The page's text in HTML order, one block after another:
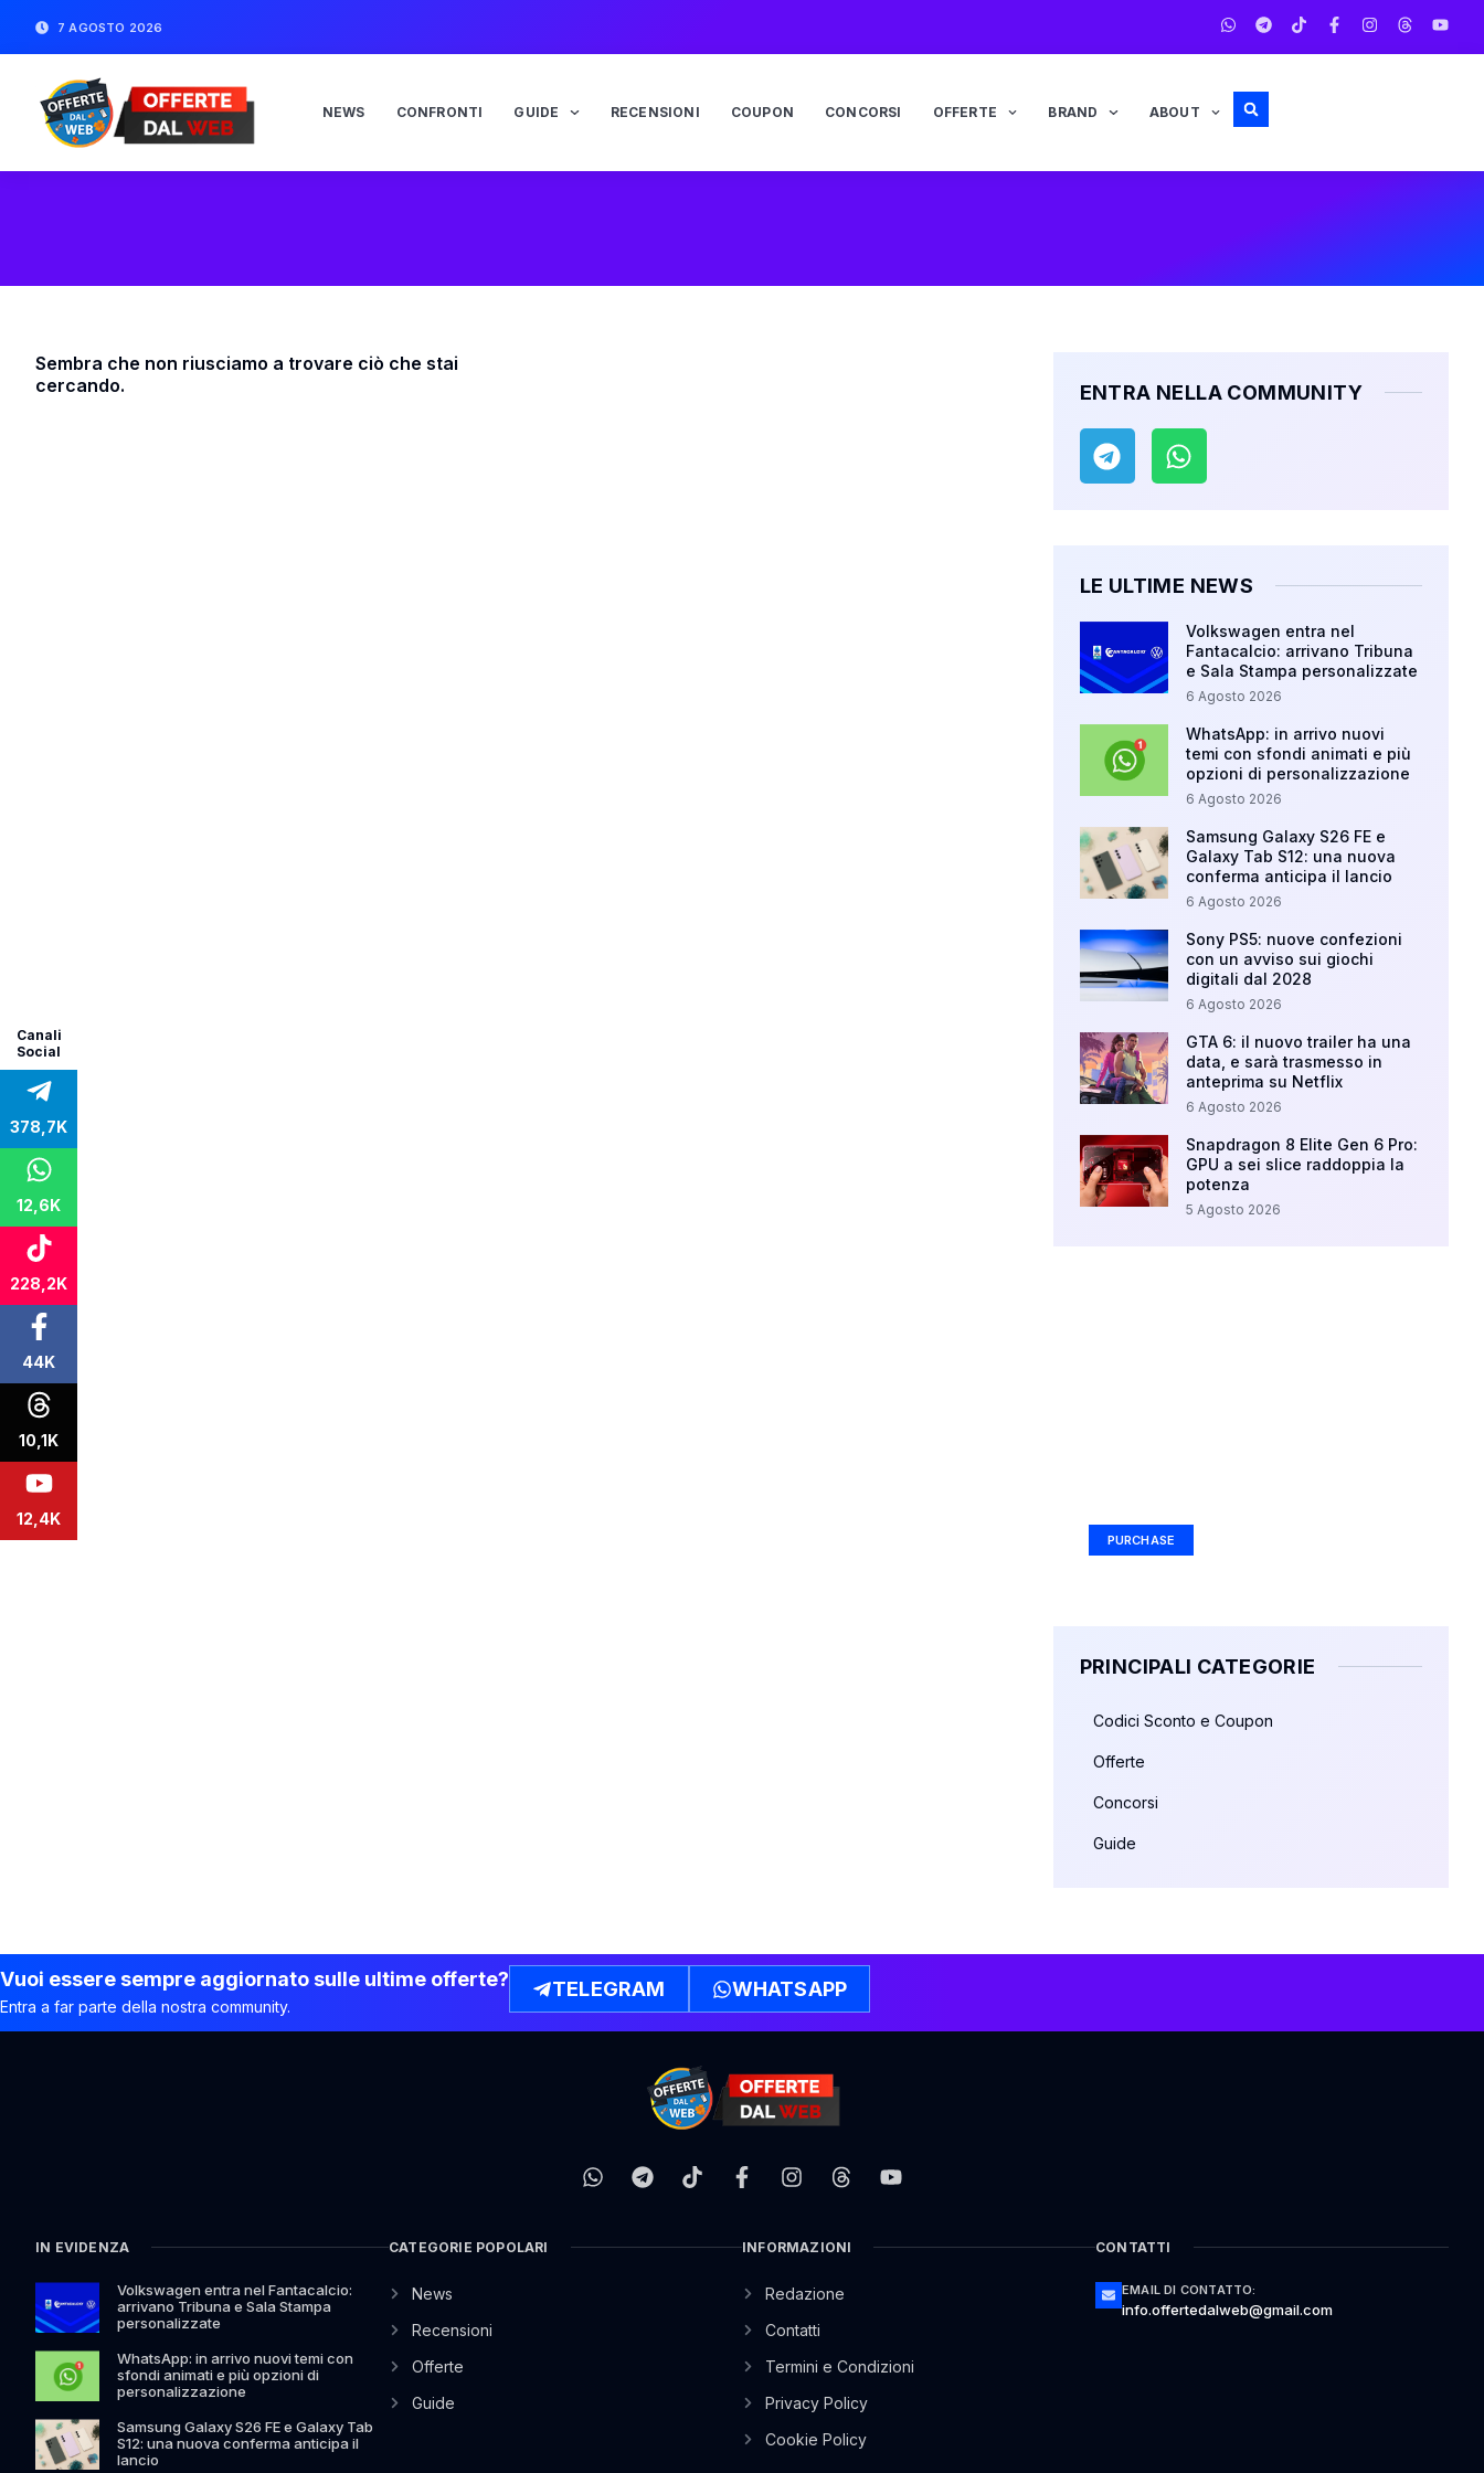
7 AGOSTO 2026
NEWS CONFRONTI GUIDE RECENSIONI COUPON CONCORSI OFFERTE BRAND ABOUT
Canali
Social
378,7K
12,6K
228,2K
44K
10,1K
12,4K
Sembra che non riusciamo a trovare ciò che stai
cercando.
ENTRA NELLA COMMUNITY
LE ULTIME NEWS
Volkswagen entra nel
Fantacalcio: arrivano Tribuna
e Sala Stampa personalizzate
6 Agosto 2026
WhatsApp: in arrivo nuovi
temi con sfondi animati e più
opzioni di personalizzazione
6 Agosto 2026
Samsung Galaxy S26 FE e
Galaxy Tab S12: una nuova
conferma anticipa il lancio
6 Agosto 2026
Sony PS5: nuove confezioni
con un avviso sui giochi
digitali dal 2028
6 Agosto 2026
GTA 6: il nuovo trailer ha una
data, e sarà trasmesso in
anteprima su Netflix
6 Agosto 2026
Snapdragon 8 Elite Gen 6 Pro:
GPU a sei slice raddoppia la
potenza
5 Agosto 2026
PURCHASE
PRINCIPALI CATEGORIE
Codici Sconto e Coupon
Offerte
Concorsi
Guide
Vuoi essere sempre aggiornato sulle ultime offerte?
Entra a far parte della nostra community.
TELEGRAM WHATSAPP
IN EVIDENZA
Volkswagen entra nel Fantacalcio:
arrivano Tribuna e Sala Stampa
personalizzate
WhatsApp: in arrivo nuovi temi con
sfondi animati e più opzioni di
personalizzazione
Samsung Galaxy S26 FE e Galaxy Tab
S12: una nuova conferma anticipa il
lancio
CATEGORIE POPOLARI
News
Recensioni
Offerte
Guide
INFORMAZIONI
Redazione
Contatti
Termini e Condizioni
Privacy Policy
Cookie Policy
CONTATTI
EMAIL DI CONTATTO:
info.offertedalweb@gmail.com